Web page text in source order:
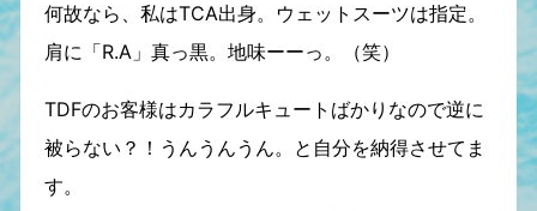
何故なら、私はTCA出身。ウェットスーツは指定。
肩に「R.A」真っ黒。地味ーーっ。（笑）
TDFのお客様はカラフルキュートばかりなので逆に
被らない？！うんうんうん。と自分を納得させてま
す。